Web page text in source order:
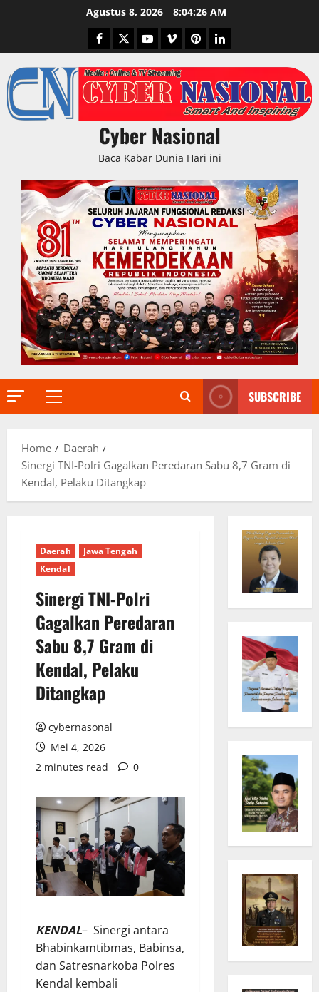
Agustus 8, 2026 8:04:27 AM
Facebook
TwitterYoutubeVimeoPinterestLinkedIn
Cyber Nasional
Baca Kabar Dunia Hari ini
Primary
SUBSCRIBE
Home
Daerah
Sinergi TNI-Polri Gagalkan Peredaran Sabu 8,7 Gram di
Kendal, Pelaku Ditangkap
Daerah
Jawa Tengah
Kendal
Sinergi TNI-Polri
Gagalkan Peredaran
Sabu 8,7 Gram di
Kendal, Pelaku
Ditangkap
cybernasonal
Mei 4, 2026
2 minutes read
0
KENDAL– Sinergi antara
Bhabinkamtibmas, Babinsa,
dan Satresnarkoba Polres
Kendal kembali